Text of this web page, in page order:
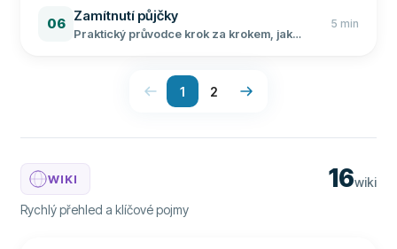
06 Zamítnutí půjčky
Praktický průvodce krok za krokem, jak
5 min
1 2
WIKI 16wiki
Rychlý přehled a klíčové pojmy